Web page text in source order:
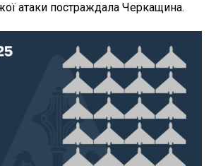
атаки постраждала Черкащина.